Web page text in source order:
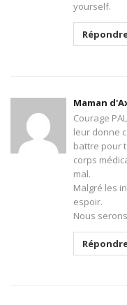
yourself.
Maman
Courage
leur donne
battre pour
corps
mal.
Malgré les
espoir.
Nous